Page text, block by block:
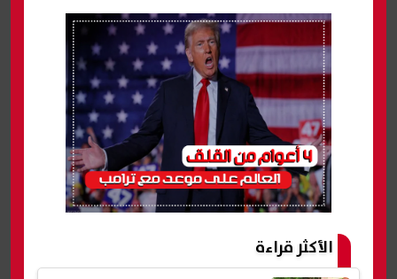
الأكثر قراءة